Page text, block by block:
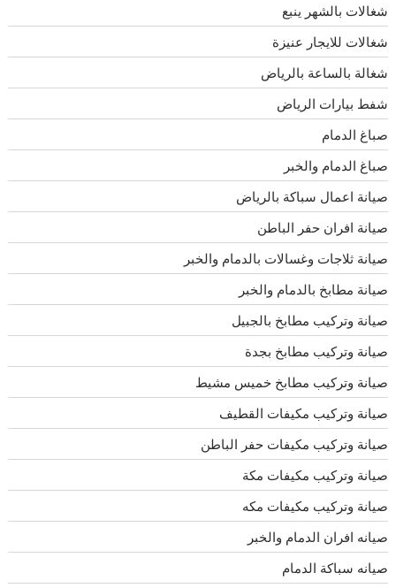
شغالات بالشهر ينبع
شغالات للايجار عنيزة
شغالة بالساعة بالرياض
شفط بيارات الرياض
صباغ الدمام
صباغ الدمام والخبر
صيانة اعمال سباكة بالرياض
صيانة افران حفر الباطن
صيانة ثلاجات وغسالات بالدمام والخبر
صيانة مطابخ بالدمام والخبر
صيانة وتركيب مطابخ بالجبيل
صيانة وتركيب مطابخ بجدة
صيانة وتركيب مطابخ خميس مشيط
صيانة وتركيب مكيفات القطيف
صيانة وتركيب مكيفات حفر الباطن
صيانة وتركيب مكيفات مكة
صيانة وتركيب مكيفات مكه
صيانه افران الدمام والخبر
صيانه سباكة الدمام